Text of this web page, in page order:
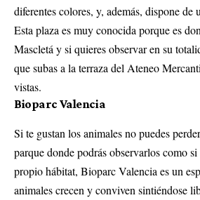
diferentes colores, y, además, dispone de
Esta plaza es muy conocida porque es
Mascletá y si quieres observar en su
que subas a la terraza del Ateneo
vistas.
Bioparc Valencia
Si te gustan los animales no puedes
parque donde podrás observarlos como si
propio hábitat, Bioparc Valencia es un
animales crecen y conviven sintiéndose